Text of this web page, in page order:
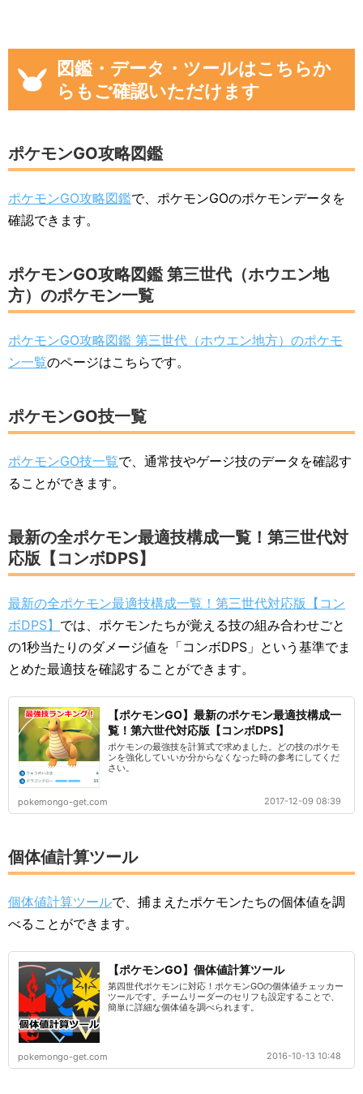
図鑑・データ・ツールはこちらか
らもご確認いただけます
ポケモンGO攻略図鑑
ポケモンGO攻略図鑑で、ポケモンGOのポケモンデータを
確認できます。
ポケモンGO攻略図鑑 第三世代（ホウエン地
方）のポケモン一覧
ポケモンGO攻略図鑑 第三世代（ホウエン地方）のポケモ
ン一覧のページはこちらです。
ポケモンGO技一覧
ポケモンGO技一覧で、通常技やゲージ技のデータを確認す
ることができます。
最新の全ポケモン最適技構成一覧！第三世代対
応版【コンボDPS】
最新の全ポケモン最適技構成一覧！第三世代対応版【コン
ボDPS】 では、ポケモンたちが覚える技の組み合わせごと
の1秒当たりのダメージ値を「コンボDPS」という基準でま
とめた最適技を確認することができます。
【ポケモンGO】最新のポケモン最適技構成一
覧！第六世代対応版【コンボDPS】
ポケモンの最強技を計算式で求めました。どの技のポケモ
ンを強化していいか分からなくなった時の参考にしてくだ
さい。
pokemongo-get.com 2017-12-09 08:39
個体値計算ツール
個体値計算ツールで、捕まえたポケモンたちの個体値を調
べることができます。
【ポケモンGO】個体値計算ツール
第四世代ポケモンに対応！ポケモンGOの個体値チェッカー
ツールです。チームリーダーのセリフも設定することで、
簡単に詳細な個体値を調べられます。
pokemongo-get.com 2016-10-13 10:48